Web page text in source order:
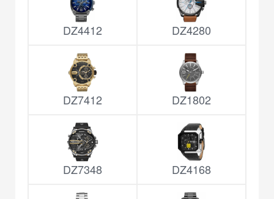
DZ4412 DZ4280
DZ7412 DZ1802
DZ7348 DZ4168